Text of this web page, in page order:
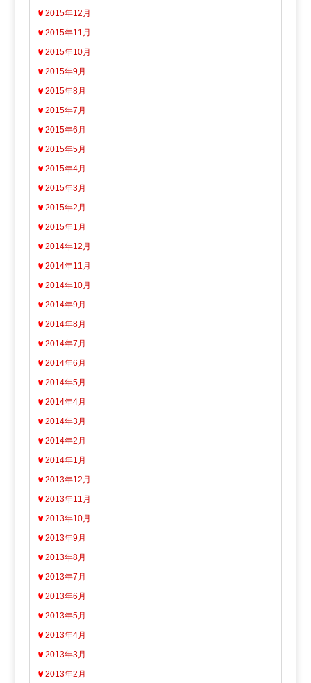
2015年12月
2015年11月
2015年10月
2015年9月
2015年8月
2015年7月
2015年6月
2015年5月
2015年4月
2015年3月
2015年2月
2015年1月
2014年12月
2014年11月
2014年10月
2014年9月
2014年8月
2014年7月
2014年6月
2014年5月
2014年4月
2014年3月
2014年2月
2014年1月
2013年12月
2013年11月
2013年10月
2013年9月
2013年8月
2013年7月
2013年6月
2013年5月
2013年4月
2013年3月
2013年2月